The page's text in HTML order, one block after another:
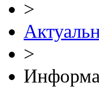
>
>